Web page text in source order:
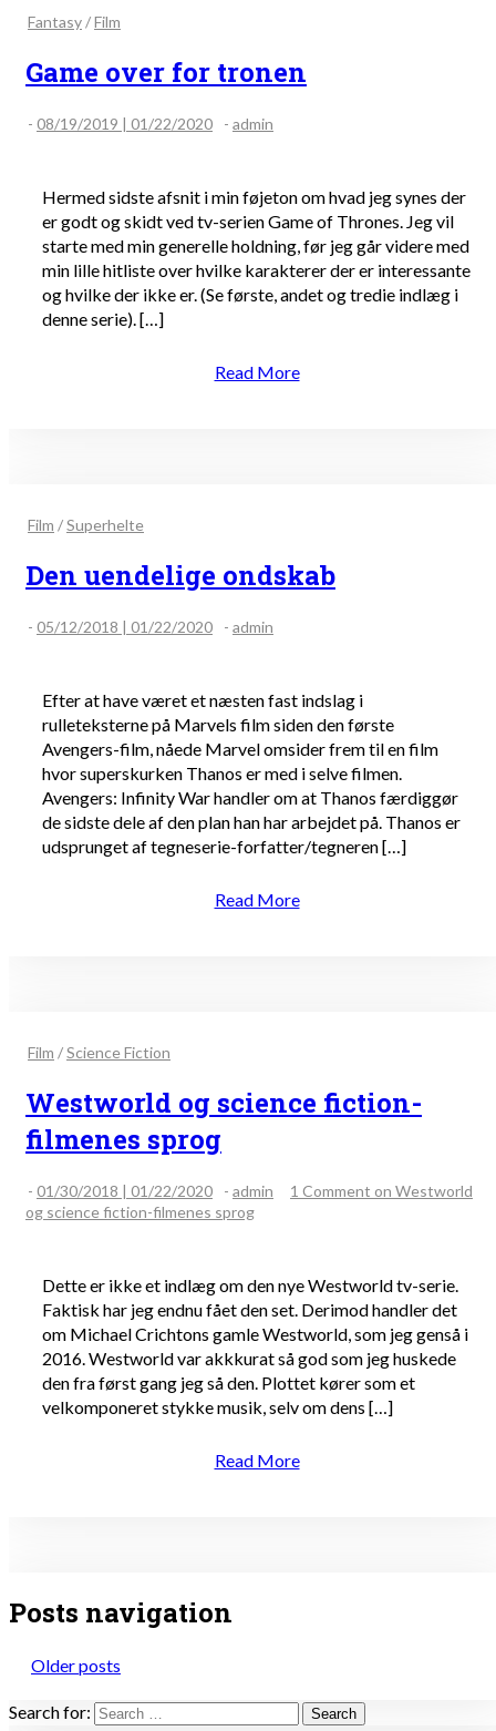
Fantasy/Film
Game over for tronen
- 08/19/2019 | 01/22/2020 - admin
Hermed sidste afsnit i min føjeton om hvad jeg synes der
er godt og skidt ved tv-serien Game of Thrones. Jeg vil
starte med min generelle holdning, før jeg går videre med
min lille hitliste over hvilke karakterer der er interessante
og hvilke der ikke er. (Se første, andet og tredie indlæg i
denne serie). […]
Read More
Film /Superhelte
Den uendelige ondskab
- 05/12/2018 | 01/22/2020 - admin
Efter at have været et næsten fast indslag i
rulleteksterne på Marvels film siden den første
Avengers-film, nåede Marvel omsider frem til en film
hvor superskurken Thanos er med i selve filmen.
Avengers: Infinity War handler om at Thanos færdiggør
de sidste dele af den plan han har arbejdet på. Thanos er
udsprunget af tegneserie-forfatter/tegneren […]
Read More
Film /Science Fiction
Westworld og science fiction-
filmenes sprog
- 01/30/2018 | 01/22/2020 - admin 1 Comment on Westworld
og science fiction-filmenes sprog
Dette er ikke et indlæg om den nye Westworld tv-serie.
Faktisk har jeg endnu fået den set. Derimod handler det
om Michael Crichtons gamle Westworld, som jeg genså i
2016. Westworld var akkkurat så god som jeg huskede
den fra først gang jeg så den. Plottet kører som et
velkomponeret stykke musik, selv om dens […]
Read More
Posts navigation
Older posts
Search for: